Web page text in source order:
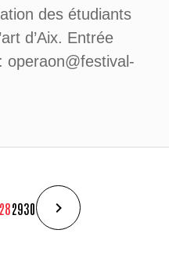
des étudiants
d’Aix. Entrée
operaon@festival-
282930